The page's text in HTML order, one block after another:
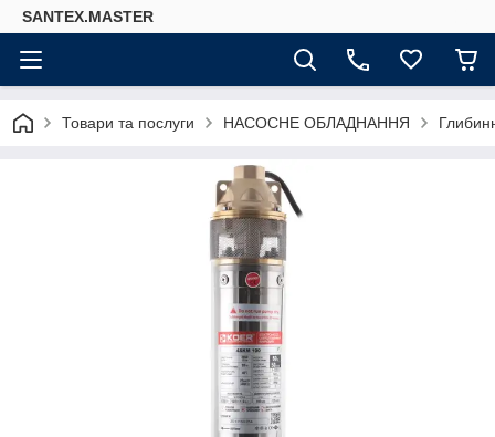
SANTEX.MASTER
Товари та послуги НАСОСНЕ ОБЛАДНАННЯ